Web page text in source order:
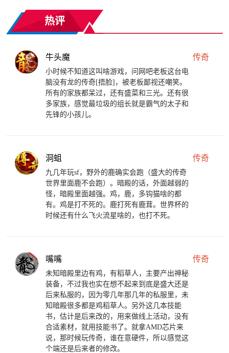
热评
牛头魔 传奇
小时候不知道这叫啥游戏，问网吧老板这台电
脑没有龙的传奇[捂脸]，被老板鄙视还嘲笑。
所有的家族都呆过，还有盛菜和三光。还有很
多家族，感觉最垃圾的组长就是霸气的太子和
先锋的小孩儿。
洞蛆 传奇
九几年玩sf，野外的鹿确实会跑（盛大的传奇
世界里面鹿不会跑）。暗殿的话，外面越弱的
怪，暗殿里面越强。鸡，鹿，多钩猫啥的都
有。鸡是打不死的。鹿打死有鹿茸。世界杯的
时候还有什么飞火流星啥的，也打不死。
嘴嘴 传奇
未知暗殿里边有鸡，有稻草人，主要产出神秘
装备，不过我也实在想不起来到底是盛大还是
后来私服的，因为零几年那几年的私服里，未
知暗殿很多都是鸡稻草人。另外这几本技能
书，估计是后来改的，用来做线上活动，没有
合适素材，就用技能书了。就拿AMD芯片来
说，那时候玩传奇，谁在意硬件，所以感觉这
个端还是后来者的修改。